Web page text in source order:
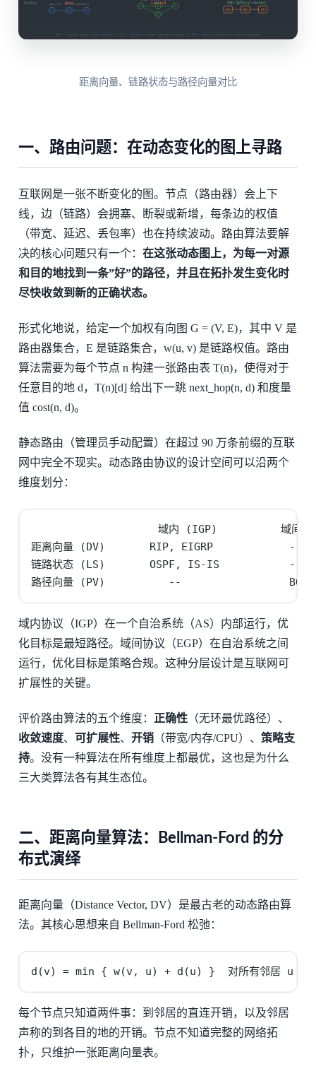
距离向量、链路状态与路径向量对比
一、路由问题：在动态变化的图上寻路
互联网是一张不断变化的图。节点（路由器）会上下
线，边（链路）会拥塞、断裂或新增，每条边的权值
（带宽、延迟、丢包率）也在持续波动。路由算法要解
决的核心问题只有一个： 在这张动态图上，为每一对源
和目的地找到一条”好”的路径，并且在拓扑发生变化时
尽快收敛到新的正确状态。
形式化地说，给定一个加权有向图 G = (V, E)，其中 V 是
路由器集合，E 是链路集合，w(u, v) 是链路权值。路由
算法需要为每个节点 n 构建一张路由表 T(n)，使得对于
任意目的地 d，T(n)[d] 给出下一跳 next_hop(n, d) 和度量
值 cost(n, d)。
静态路由（管理员手动配置）在超过 90 万条前缀的互联
网中完全不现实。动态路由协议的设计空间可以沿两个
维度划分：
域内 (IGP)          域间
距离向量 (DV)       RIP, EIGRP            --
链路状态 (LS)       OSPF, IS-IS           --
路径向量 (PV)          --                 BGP
域内协议（IGP）在一个自治系统（AS）内部运行，优
化目标是最短路径。域间协议（EGP）在自治系统之间
运行，优化目标是策略合规。这种分层设计是互联网可
扩展性的关键。
评价路由算法的五个维度： 正确性（无环最优路径）、
收敛速度、 可扩展性、 开销（带宽/内存/CPU）、 策略支
持。没有一种算法在所有维度上都最优，这也是为什么
三大类算法各有其生态位。
二、距离向量算法：Bellman-Ford 的分
布式演绎
距离向量（Distance Vector, DV）是最古老的动态路由算
法。其核心思想来自 Bellman-Ford 松弛：
d(v) = min { w(v, u) + d(u) }  对所有邻居 u
每个节点只知道两件事：到邻居的直连开销，以及邻居
声称的到各目的地的开销。节点不知道完整的网络拓
扑，只维护一张距离向量表。